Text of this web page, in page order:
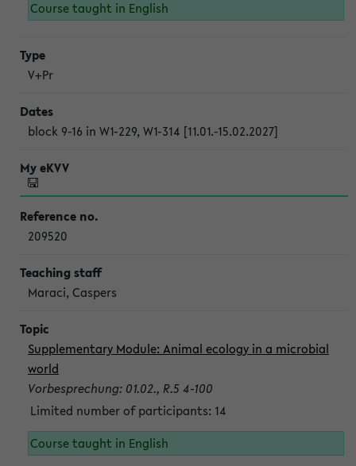
Course taught in English
V+Pr
block 9-16 in W1-229, W1-314 [11.01.-15.02.2027]
209520
Maraci, Caspers
Supplementary Module: Animal ecology in a microbial
world
Vorbesprechung: 01.02., R.5 4-100
Limited number of participants: 14
Course taught in English